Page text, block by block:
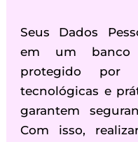
Seus Dados
em um banco
protegido por
tecnológicas e
garantem
Com isso,